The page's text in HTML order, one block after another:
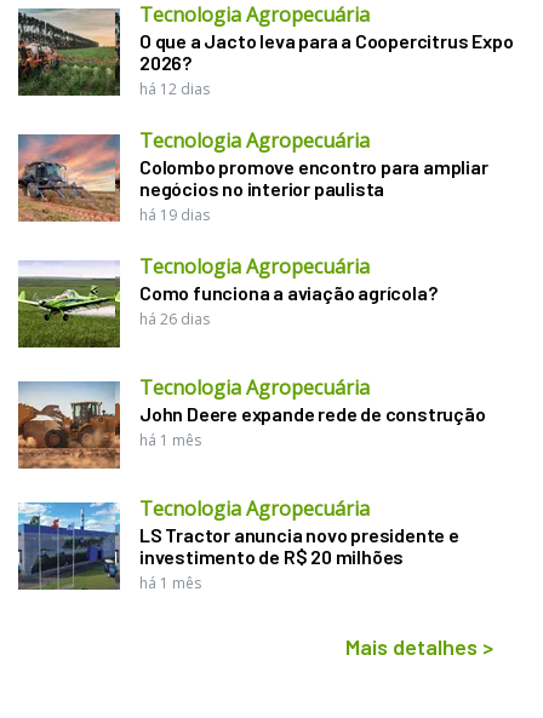
Tecnologia Agropecuária
O que a Jacto leva para a Coopercitrus Expo
2026?
há 12 dias
Tecnologia Agropecuária
Colombo promove encontro para ampliar
negócios no interior paulista
há 19 dias
Tecnologia Agropecuária
Como funciona a aviação agrícola?
há 26 dias
Tecnologia Agropecuária
John Deere expande rede de construção
há 1 mês
Tecnologia Agropecuária
LS Tractor anuncia novo presidente e
investimento de R$ 20 milhões
há 1 mês
Mais detalhes >